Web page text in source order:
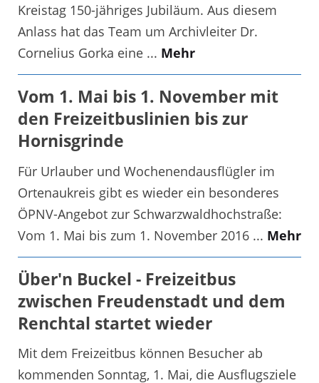
Kreistag 150-jähriges Jubiläum. Aus diesem
Anlass hat das Team um Archivleiter Dr.
Cornelius Gorka eine ... Mehr
Vom 1. Mai bis 1. November mit
den Freizeitbuslinien bis zur
Hornisgrinde
Für Urlauber und Wochenendausflügler im
Ortenaukreis gibt es wieder ein besonderes
ÖPNV-Angebot zur Schwarzwaldhochstraße:
Vom 1. Mai bis zum 1. November 2016 ... Mehr
Über'n Buckel - Freizeitbus
zwischen Freudenstadt und dem
Renchtal startet wieder
Mit dem Freizeitbus können Besucher ab
kommenden Sonntag, 1. Mai, die Ausflugsziele